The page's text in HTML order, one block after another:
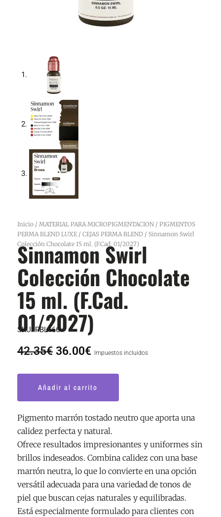
Inicio / MATERIAL PARA MICROPIGMENTACION / PIGMENTOS
PERMA BLEND LUXE/ CEJAS PERMA BLEND / Sinnamon Swirl
Colección Chocolate 15 ml. (F.Cad. 01/2027)
Sinnamon Swirl
Colección Chocolate
15 ml. (F.Cad.
01/2027)
SKU:PBL166
42.35€ El
original
era:
42.35€.
36.00€ El
actual
es:
36.00€.
Impuestos incluidos
Colección
Chocolate
ml.
(F.Cad.
01/2027)
cantidad
Añadir al carrito
Pigmento marrón tostado neutro que aporta una
calidez perfecta y natural.
Ofrece resultados impresionantes y uniformes sin
brillos indeseados. Combina calidez con una base
marrón neutra, lo que lo convierte en una opción
versátil adecuada para una variedad de tonos de
piel que buscan cejas naturales y equilibradas.
Está especialmente formulado para clientes con